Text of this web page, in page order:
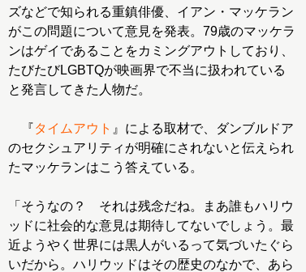
ズなどで知られる重鎮俳優、イアン・マッケラン
がこの問題について意見を発表。79歳のマッケラ
ンはゲイであることをカミングアウトしており、
たびたびLGBTQが映画界で不当に扱われている
と発言してきた人物だ。
『タイムアウト 』による取材で、ダンブルドア
のセクシュアリティが明確にされないと伝えられ
たマッケランはこう答えている。
「そうなの？ それは残念だね。まあ誰もハリウ
ッドに社会的な意見は期待してないでしょう。最
近ようやく世界には黒人がいるって気づいたぐら
いだから。ハリウッドはその歴史のなかで、あら